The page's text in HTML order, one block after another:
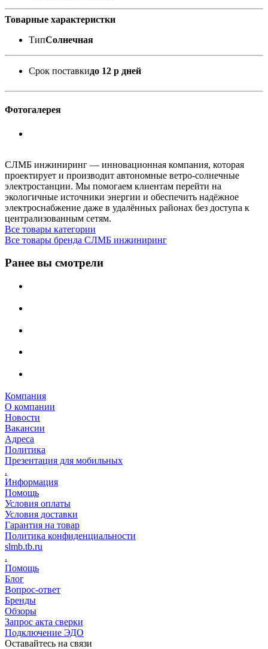
Товарные характеристки
ТипСолнечная
Срок поставкидо 12 р дней
Фотогалерея
СЛМБ инжиниринг — инновационная компания, которая
проектирует и производит автономные ветро‑солнечные
электростанции. Мы помогаем клиентам перейти на
экологичные источники энергии и обеспечить надёжное
электроснабжение даже в удалённых районах без доступа к
централизованным сетям.
Все товары категории
Все товары бренда СЛМБ инжиниринг
Ранее вы смотрели
Компания
О компании
Новости
Вакансии
Адреса
Политика
Презентация для мобильных
.
Информация
Помощь
Условия оплаты
Условия доставки
Гарантия на товар
Политика конфиденциальности
slmb.tb.ru
.
Помощь
Блог
Вопрос-ответ
Бренды
Обзоры
Запрос акта сверки
Подключение ЭДО
Оставайтесь на связи